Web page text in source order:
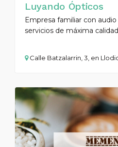
Luyando Ópticos
Empresa familiar con
servicios de máxima
Calle Batzalarrin, 3, en